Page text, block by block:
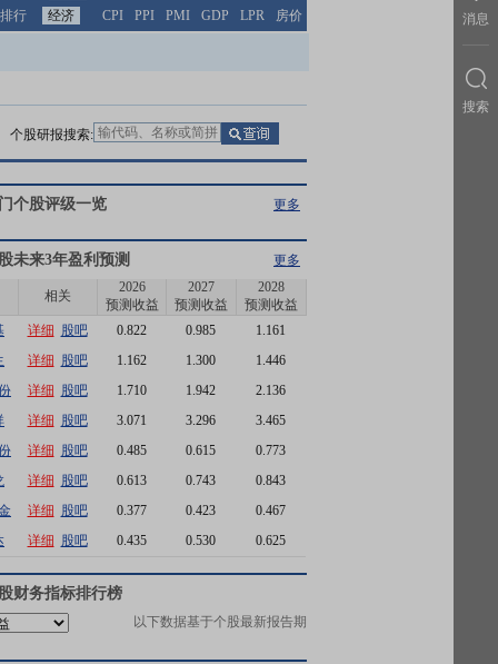
行 经济 CPI PPI PMI GDP LPR 房价
个股研报搜索:
个股评级一览 更多
未来3年盈利预测 更多
相关
2026
预测收益
2027
预测收益
2028
预测收益
详细 股吧 0.822 0.985
1.161
详细 股吧 1.162 1.300
1.446
详细 股吧 1.710 1.942
2.136
详细 股吧 3.071 3.296
3.465
详细 股吧 0.485 0.615
0.773
详细 股吧 0.613 0.743
0.843
详细 股吧 0.377 0.423
0.467
详细 股吧 0.435 0.530 0.625
财务指标排行榜
以下数据基于个股最新报告期
消息
搜索